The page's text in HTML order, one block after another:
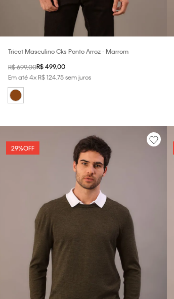
Tricot Masculino Cks Ponto Arroz - Marrom
R$699,00R$499,00
Em até4xR$12475sem juros
29%OFF